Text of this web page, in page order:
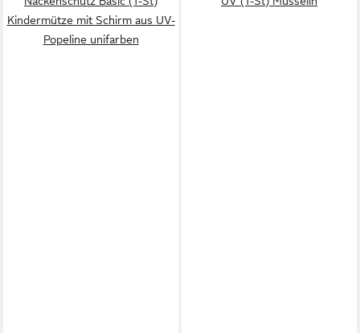
Kindermütze mit Schirm aus UV-
Popeline unifarben